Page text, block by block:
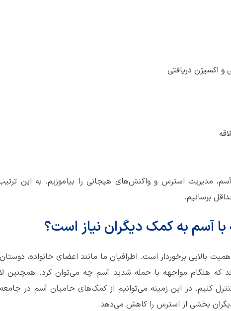
اکسیژن دریافتی
آسم، مدیریت استرس و واکنش‌های هیجانی را بیاموزیم. به‌ این
برسانیم.
با آسم به کمک دیگران نیاز است؟
بالایی برخوردار است. اطرافیان ما مانند اعضای خانواده،
که هنگام مواجهه با حمله شدید آسم چه می‌توان کرد. همچنین
کنیم. در این زمینه می‌توانیم از کمک‌های حامیان آسم در
بخشی از استرس را کاهش می‌دهد.